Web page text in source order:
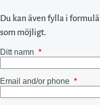
Du kan även fylla i
som möjligt.
Ditt namn
Email and/or phone